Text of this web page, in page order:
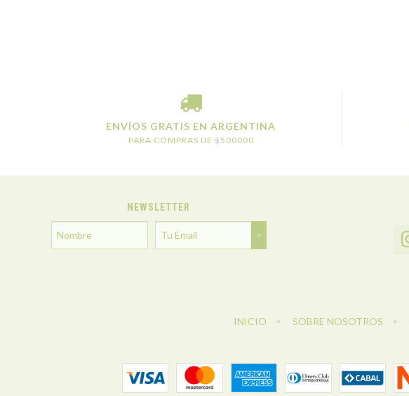
ENVÍOS GRATIS EN ARGENTINA
PARA COMPRAS DE $500000
NEWSLETTER
INICIO SOBRE NOSOTROS